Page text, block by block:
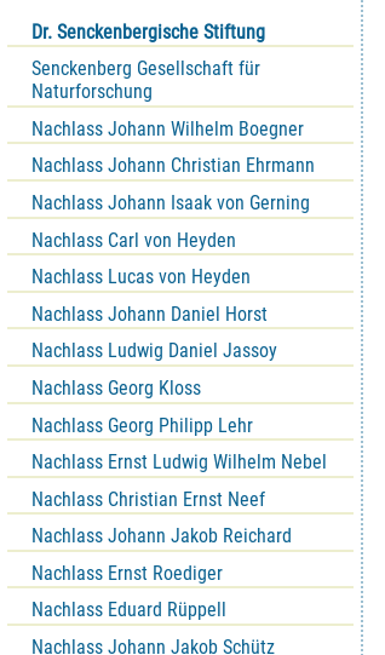
Dr. Senckenbergische Stiftung
Senckenberg Gesellschaft für
Naturforschung
Nachlass Johann Wilhelm Boegner
Nachlass Johann Christian Ehrmann
Nachlass Johann Isaak von Gerning
Nachlass Carl von Heyden
Nachlass Lucas von Heyden
Nachlass Johann Daniel Horst
Nachlass Ludwig Daniel Jassoy
Nachlass Georg Kloss
Nachlass Georg Philipp Lehr
Nachlass Ernst Ludwig Wilhelm Nebel
Nachlass Christian Ernst Neef
Nachlass Johann Jakob Reichard
Nachlass Ernst Roediger
Nachlass Eduard Rüppell
Nachlass Johann Jakob Schütz